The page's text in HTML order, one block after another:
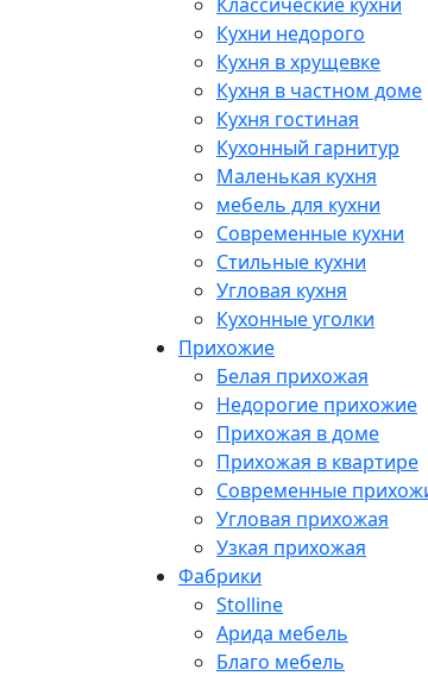
Кухни недорого
Кухня в хрущевке
Кухня в частном доме
Кухня гостиная
Кухонный гарнитур
Маленькая кухня
мебель для кухни
Современные кухни
Стильные кухни
Угловая кухня
Кухонные уголки
Прихожие
Белая прихожая
Недорогие прихожие
Прихожая в доме
Прихожая в квартире
Современные
Угловая прихожая
Узкая прихожая
Фабрики
Stolline
Арида мебель
Благо мебель